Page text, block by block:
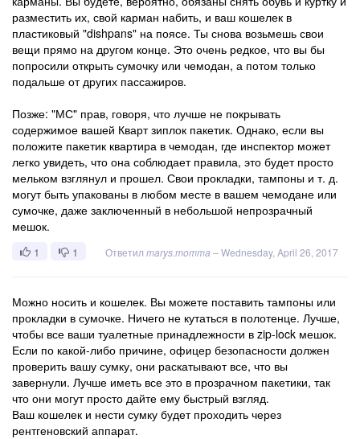
разместить их, свой карман набить, и ваш кошелек в
пластиковый "dishpans" на поясе. Ты снова возьмешь свои
вещи прямо на другом конце. Это очень редкое, что вы бы
попросили открыть сумочку или чемодан, а потом только
подальше от других пассажиров.
Позже: "МС" прав, говоря, что лучше не покрывать
содержимое вашей Кварт зиплок пакетик. Однако, если вы
положите пакетик квартира в чемодан, где инспектор может
легко увидеть, что она соблюдает правила, это будет просто
мельком взглянул и прошел. Свои прокладки, тампоны и т. д.
могут быть упакованы в любом месте в вашем чемодане или
сумочке, даже заключенный в небольшой непрозрачный
мешок.
1 1 Ответил marys.momma –Wednesday, April 26, 2017
Можно носить и кошелек. Вы можете поставить тампоны или
прокладки в сумочке. Ничего не кутаться в полотенце. Лучше,
чтобы все ваши туалетные принадлежности в zip-lock мешок.
Если по какой-либо причине, офицер безопасности должен
проверить вашу сумку, они раскатывают все, что вы
завернули. Лучше иметь все это в прозрачном пакетики, так
что они могут просто дайте ему быстрый взгляд.
Ваш кошелек и нести сумку будет проходить через
рентгеновский аппарат.